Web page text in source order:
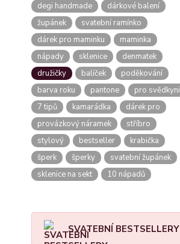
degi handmade
dárkové balení
župánek
svatební ramínko
dárek pro maminku
maminka
nápady
sklenice
denmatek
družičky
balíček
poděkování
barva roku
pantone
pro svědkyni
7 tipů
kamarádka
dárek pro
provázkový náramek
stříbro
stylový
bestseller
krabička
šperk
šperky
svatební župánek
sklenice na sekt
10 nápadů
SVATEBNÍ BESTSELLERY